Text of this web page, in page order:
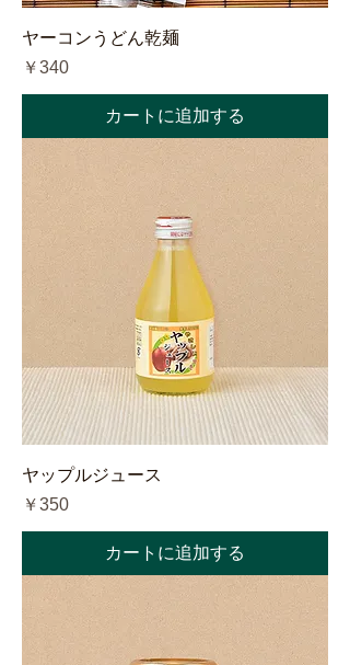
ヤーコンうどん乾麺
価格
￥340
カートに追加する
ヤップルジュース
価格
￥350
カートに追加する